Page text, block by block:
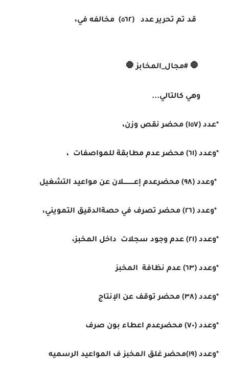
قد تم تحرير عدد (٥٦٢) مخالفه في،
🛑 #مجال_المخابز 🛑
وهي كالتالي...
*عدد (١٥٧) محضر نقص وزن،
*وعدد (٦١) محضر عدم مطابقة للمواصفات ،
*وعدد (٩٨) محضرعدم إعــــــــــلان عن مواعيد التشغيل
*وعدد (٢٦) محضر تصرف في حصةالدقيق التمويني،
*وعدد (٢١) عدم وجود سجلات داخل المخبز،
*وعدد (٦٣) عدم نظافة المخبز
*وعدد (٣٨) محضر توقف عن الإنتاج
*وعدد (٧٠) محضرعدم اعطاء بون صرف
*وعدد (١٩)محضر غلق المخبز ف المواعيد الرسميه